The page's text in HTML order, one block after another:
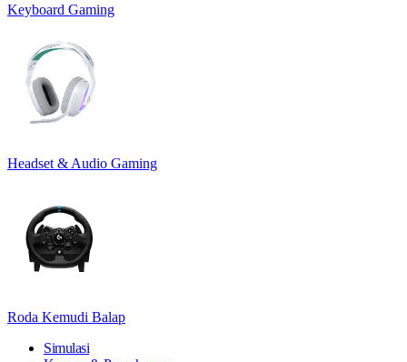
Keyboard Gaming
Headset & Audio Gaming
Roda Kemudi Balap
Simulasi